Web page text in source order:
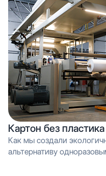
Картон без пластика
Как мы создали
альтернативу одноразовым стаканам,